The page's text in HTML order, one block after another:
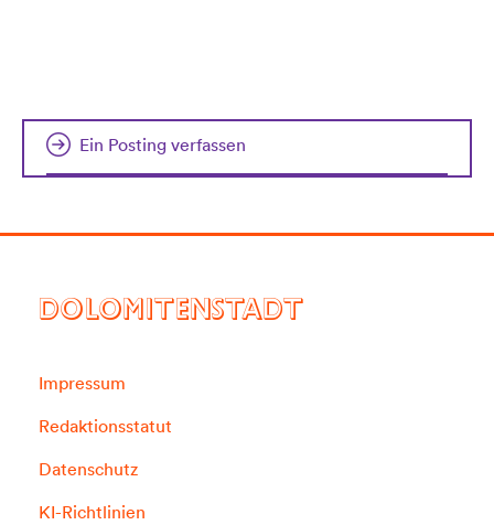
Ein Posting verfassen
DOLOMITENSTADT
Impressum
Redaktionsstatut
Datenschutz
KI-Richtlinien